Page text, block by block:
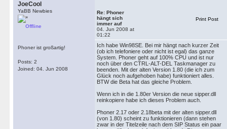
JoeCool
YaBB Newbies
Offline
Phoner ist großartig!
Posts: 2
Joined: 04. Jun 2008
Re: Phoner
hängt sich
immer auf
04. Jun 2008 at
01:22
Print Post
Ich habe Win98SE. Bei mir hängt nach kurzer Zeit
(ob ich telefoniere oder nicht ist egal) das ganze
System. Phoner geht auf 100% CPU und ist nur
noch über den CTRL-ALT-DEL Taskmanager zu
beenden. Mit der alten Version 1.80 (die ich zum
Glück noch aufgehoben habe) funktioniert alles.
BTW die Beta hat das gleiche Problem.
Wenn ich in die 1.80er Version die neue sipper.dll
reinkopiere habe ich dieses Problem auch.
Phoner 2.17 oder 2.18beta mit der alten sipper.dll
(von 1.80) scheint zu funktionieren (dann stehen
zwar in der Titelzeile nach dem SIP Status ein paar